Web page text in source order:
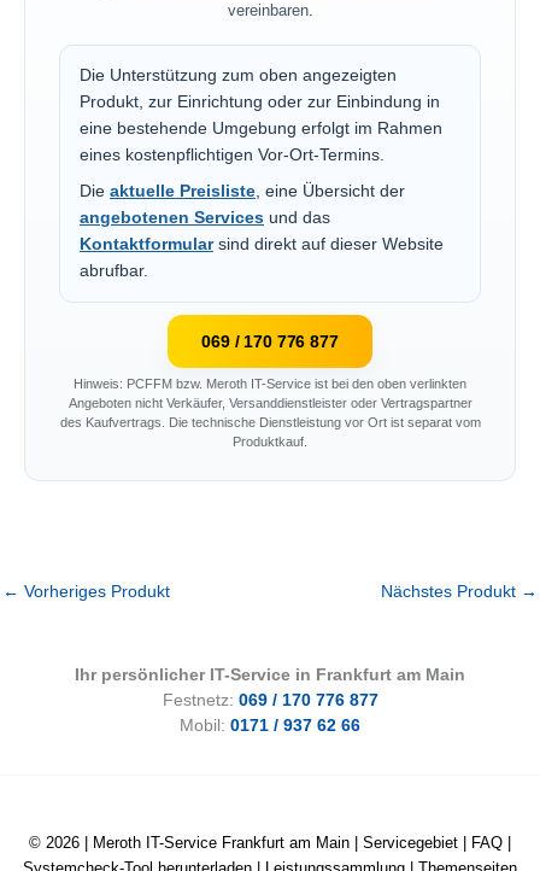
vereinbaren.
Die Unterstützung zum oben angezeigten
Produkt, zur Einrichtung oder zur Einbindung in
eine bestehende Umgebung erfolgt im Rahmen
eines kostenpflichtigen Vor-Ort-Termins.
Die aktuelle Preisliste, eine Übersicht der
angebotenen Services und das
Kontaktformularsind direkt auf dieser Website
abrufbar.
069 / 170 776 877
Hinweis: PCFFM bzw. Meroth IT-Service ist bei den oben verlinkten
Angeboten nicht Verkäufer, Versanddienstleister oder Vertragspartner
des Kaufvertrags. Die technische Dienstleistung vor Ort ist separat vom
Produktkauf.
← Vorheriges Produkt Nächstes Produkt →
Ihr persönlicher IT-Service in Frankfurt am Main
Festnetz: 069 / 170 776 877
Mobil: 0171 / 937 62 66
© 2026 | Meroth IT-Service Frankfurt am Main Servicegebiet FAQ